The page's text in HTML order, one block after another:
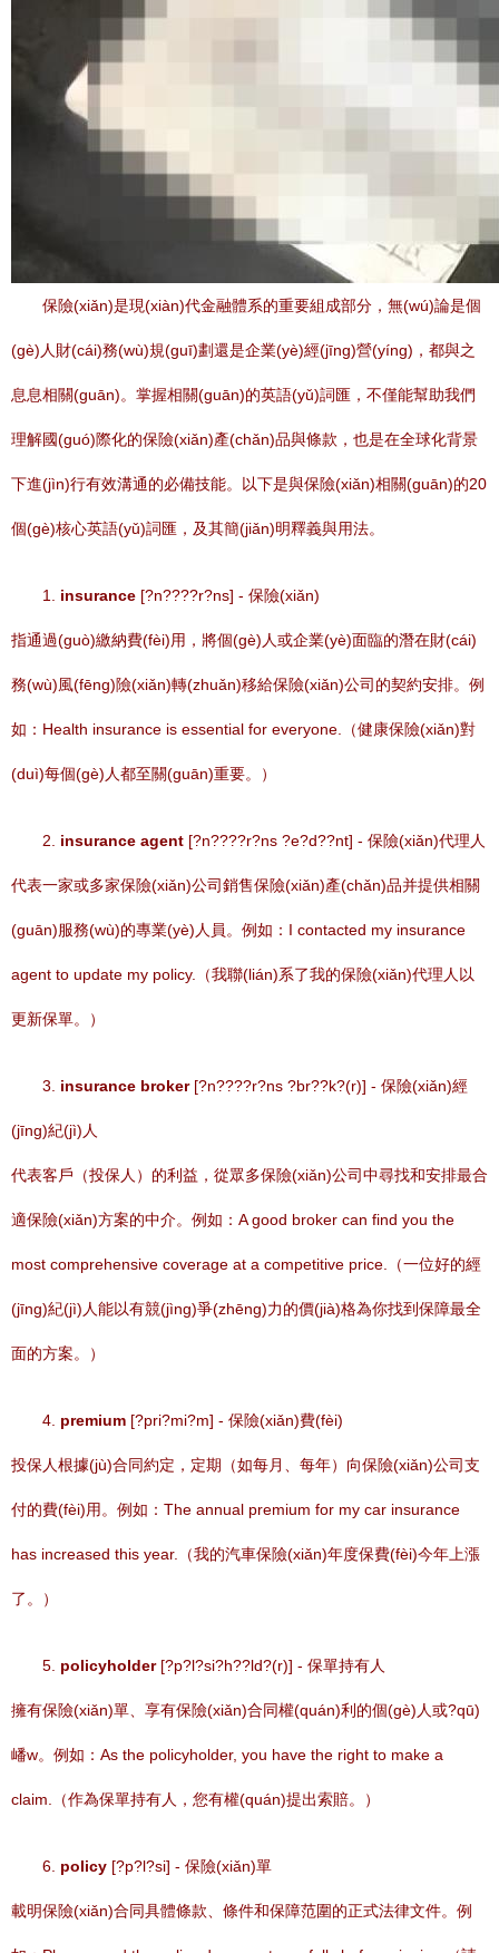
保險(xiǎn)是現(xiàn)代金融體系的重要組成部分，無(wú)論是個
(gè)人財(cái)務(wù)規(guī)劃還是企業(yè)經(jīng)營(yíng)，都與之
息息相關(guān)。掌握相關(guān)的英語(yǔ)詞匯，不僅能幫助我們
理解國(guó)際化的保險(xiǎn)產(chǎn)品與條款，也是在全球化背景
下進(jìn)行有效溝通的必備技能。以下是與保險(xiǎn)相關(guān)的20
個(gè)核心英語(yǔ)詞匯，及其簡(jiǎn)明釋義與用法。
1. insurance [?n????r?ns] - 保險(xiǎn)
指通過(guò)繳納費(fèi)用，將個(gè)人或企業(yè)面臨的潛在財(cái)
務(wù)風(fēng)險(xiǎn)轉(zhuǎn)移給保險(xiǎn)公司的契約安排。例
如：Health insurance is essential for everyone.（健康保險(xiǎn)對
(duì)每個(gè)人都至關(guān)重要。）
2. insurance agent [?n????r?ns ?e?d??nt] - 保險(xiǎn)代理人
代表一家或多家保險(xiǎn)公司銷售保險(xiǎn)產(chǎn)品并提供相關
(guān)服務(wù)的專業(yè)人員。例如：I contacted my insurance
agent to update my policy.（我聯(lián)系了我的保險(xiǎn)代理人以
更新保單。）
3. insurance broker[?n????r?ns ?br??k?(r)] - 保險(xiǎn)經
(jīng)紀(jì)人
代表客戶（投保人）的利益，從眾多保險(xiǎn)公司中尋找和安排最合
適保險(xiǎn)方案的中介。例如：A good broker can find you the
most comprehensive coverage at a competitive price.（一位好的經
(jīng)紀(jì)人能以有競(jìng)爭(zhēng)力的價(jià)格為你找到保障最全
面的方案。）
4. premium [?pri?mi?m] - 保險(xiǎn)費(fèi)
投保人根據(jù)合同約定，定期（如每月、每年）向保險(xiǎn)公司支
付的費(fèi)用。例如：The annual premium for my car insurance
has increased this year.（我的汽車保險(xiǎn)年度保費(fèi)今年上漲
了。）
5. policyholder[?p?l?si?h??ld?(r)] - 保單持有人
擁有保險(xiǎn)單、享有保險(xiǎn)合同權(quán)利的個(gè)人或?qū)
嶓w。例如：As the policyholder, you have the right to make a
claim.（作為保單持有人，您有權(quán)提出索賠。）
6. policy [?p?l?si] - 保險(xiǎn)單
載明保險(xiǎn)合同具體條款、條件和保障范圍的正式法律文件。例